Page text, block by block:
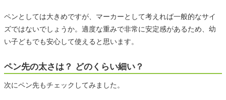
ペンとしては大きめですが、マーカーとして考えれば一般的なサイ
ズではないでしょうか。適度な重みで非常に安定感があるため、幼
い子どもでも安心して使えると思います。
ペン先の太さは？ どのくらい細い？
次にペン先もチェックしてみました。